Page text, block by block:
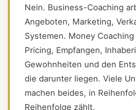
Nein. Business-Coaching
Angeboten, Marketing,
Systemen. Money
Pricing, Empfangen,
Gewohnheiten und den
die darunter liegen. Viele
machen beides, in
Reihenfolge zählt.